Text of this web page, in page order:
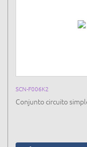
SCN-F006K2
Conjunto circuito